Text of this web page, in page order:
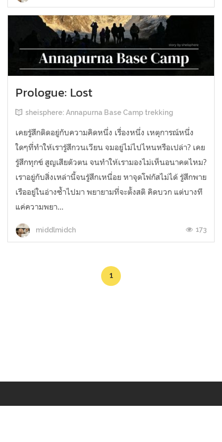
Prologue: Lost
sheisphere: Annapurna Base Camp trekking
เคยรู้สึกติดอยู่กับความคิดหนึ่ง เรื่องหนึ่ง เหตุการณ์หนึ่ง
ใดๆที่ทำให้เรารู้สึกวนเวียน จมอยู่ไม่ไปไหนหรือเปล่า? เคย
รู้สึกทุกข์ สูญเสียตัวตน จนทำให้เรามองไม่เห็นอนาคตไหม?
เราอยู่กับสิ่งเหล่านี้จนรู้สึกเหนื่อย หาจุดโฟกัสไม่ได้ รู้สึกพาย
เรืออยู่ในอ่างซ้ำไปมา พยายามที่จะตั้งสติ คิดบวก แต่บางที
แค่ความพยา...
middlmidch 173
1